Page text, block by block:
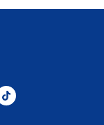
De La Espriella